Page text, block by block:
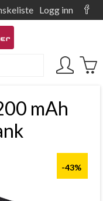
Logg inn
mAh
-43%